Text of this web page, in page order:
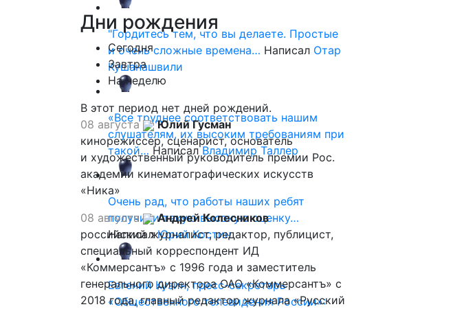
"Гордитесь тем, что вы делаете. Простые
и очень сложные времена… Написал Отар
Кушанашвили
«Все труднее соответствовать нашим
слушателям, их высоким требованиям при
такой… НаписалВладимир Таллер
Очень рад, что работы наших ребят
получили такую высокую оценку…
НаписалЮрий Костин
Евгений Кузин, пресс-секретарь
«Общественного телевидения России»:
Дни рождения
Сегодня
Завтра
На неделю
В этот период нет дней рождений.
08 августа
Юлий Гусман
кинорежиссер, сценарист, основатель
и художественный руководитель премии Рос.
академии кинематографических искусств
«Ника»
08 августа
Андрей Колесников
российский журналист, редактор, публицист,
специальный корреспондент ИД
«Коммерсантъ» с 1996 года и заместитель
генерального директора ОАО «Коммерсантъ» с
2018 года, главный редактор журнала «Русский